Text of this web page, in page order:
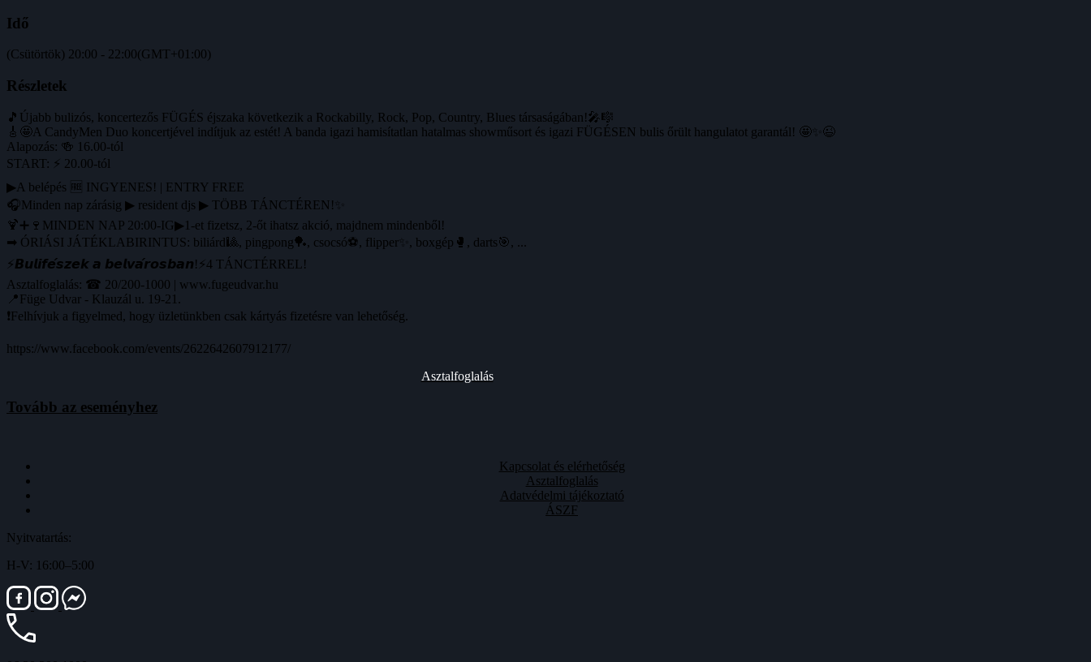
Idő
(Csütörtök) 20:00 - 22:00(GMT+01:00)
Részletek
🎵Újabb bulizós, koncertezős FÜGÉS éjszaka következik a Rockabilly, Rock, Pop, Country, Blues társaságában!🎤🎼
🎸🤩A CandyMen Duo koncertjével indítjuk az estét! A banda igazi hamisítatlan hatalmas showműsort és igazi FÜGÉSEN bulis őrült hangulatot garantál! 🤩✨😉
Alapozás: 🍻 16.00-tól
START: ⚡ 20.00-tól
▶A belépés 🆓 INGYENES! | ENTRY FREE
🎧Minden nap zárásig ▶ resident djs ▶ TÖBB TÁNCTÉREN!✨
🍹➕🍷MINDEN NAP 20:00-IG▶1-et fizetsz, 2-őt ihatsz akció, majdnem mindenből!
➡ ÓRIÁSI JÁTÉKLABIRINTUS: biliárd🎱, pingpong🏓, csocsó⚽️, flipper✨, boxgép🥊, darts🎯, ...
⚡️𝘽𝙪𝙡𝙞𝙛𝙚́𝙨𝙯𝙚𝙠 𝙖 𝙗𝙚𝙡𝙫𝙖́𝙧𝙤𝙨𝙗𝙖𝙣!⚡️4 TÁNCTÉRREL!
Asztalfoglalás: ☎ 20/200-1000 | www.fugeudvar.hu
📍Füge Udvar - Klauzál u. 19-21.
❗️Felhívjuk a figyelmed, hogy üzletünkben csak kártyás fizetésre van lehetőség.
https://www.facebook.com/events/2622642607912177/
Asztalfoglalás
Tovább az eseményhez
Kapcsolat és elérhetőség
Asztalfoglalás
Adatvédelmi tájékoztató
ÁSZF
Nyitvatartás:
H-V: 16:00–5:00